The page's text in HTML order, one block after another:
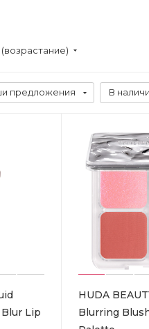
предложения В
Lip
HUDA
Blurring